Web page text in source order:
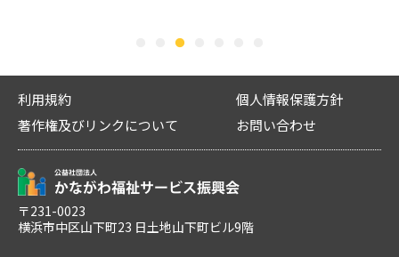
令和８年度 第１回 介護・生活支援ロボットフォー
ラム（展示会）開催のお知らせ
◇開催内容◇ 今年度初めて横浜市内で「（横浜市最大規
模）介護ロボット・ICT展示会・個別相談会」を...
振興会 2026年06月26日
【重要】かながわ福祉サービス振興会・かながわ
福祉情報コミュニティを騙った不審な迷惑メール
3
利用規約
個人情報保護方針
著作権及びリンクについて
お問い合わせ
〒231-0023
横浜市中区山下町23 日土地山下町ビル9階